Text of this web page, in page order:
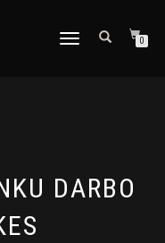
TOGGLE
0
DARBO